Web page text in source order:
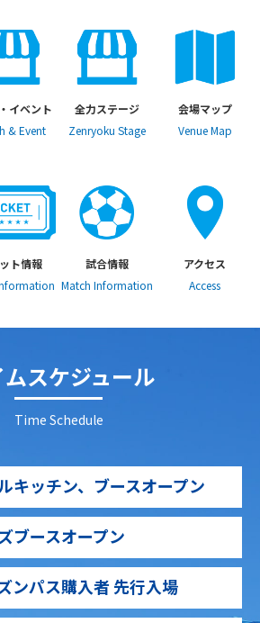
イベント
& Event
全力ステージ
Zenryoku Stage
会場マップ
Venue Map
ト情報
試合情報
Match Information
アクセス
Access
スケジュール
Time Schedule
キッチン、ブースオープン
ブースオープン
ンパス購入者 先行入場